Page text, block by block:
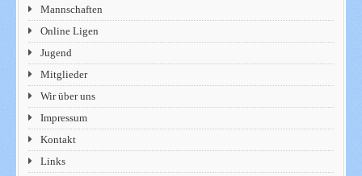
Mannschaften
Online Ligen
Jugend
Mitglieder
Wir über uns
Impressum
Kontakt
Links